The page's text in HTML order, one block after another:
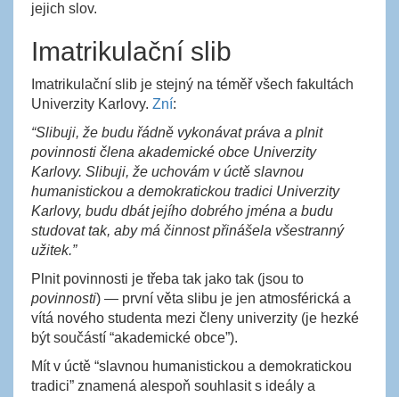
jejich slov.
Imatrikulační slib
Imatrikulační slib je stejný na téměř všech fakultách
Univerzity Karlovy. Zní:
“Slibuji, že budu řádně vykonávat práva a plnit
povinnosti člena akademické obce Univerzity
Karlovy. Slibuji, že uchovám v úctě slavnou
humanistickou a demokratickou tradici Univerzity
Karlovy, budu dbát jejího dobrého jména a budu
studovat tak, aby má činnost přinášela všestranný
užitek.”
Plnit povinnosti je třeba tak jako tak (jsou to
povinnosti) — první věta slibu je jen atmosférická a
vítá nového studenta mezi členy univerzity (je hezké
být součástí “akademické obce”).
Mít v úctě “slavnou humanistickou a demokratickou
tradici” znamená alespoň souhlasit s ideály a